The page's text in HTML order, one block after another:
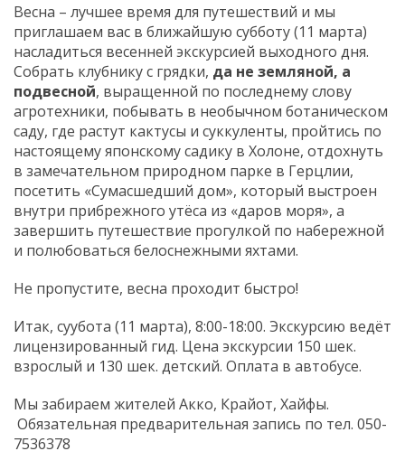
Весна – лучшее время для путешествий и мы
приглашаем вас в ближайшую субботу (11 марта)
насладиться весенней экскурсией выходного дня.
Собрать клубнику с грядки, да не земляной, а
подвесной, выращенной по последнему слову
агротехники, побывать в необычном ботаническом
саду, где растут кактусы и суккуленты, пройтись по
настоящему японскому садику в Холоне, отдохнуть
в замечательном природном парке в Герцлии,
посетить «Сумасшедший дом», который выстроен
внутри прибрежного утёса из «даров моря», а
завершить путешествие прогулкой по набережной
и полюбоваться белоснежными яхтами.
Не пропустите, весна проходит быстро!
Итак, суубота (11 марта), 8:00-18:00. Экскурсию ведёт
лицензированный гид. Цена экскурсии 150 шек.
взрослый и 130 шек. детский. Оплата в автобусе.
Мы забираем жителей Акко, Крайот, Хайфы.
Обязательная предварительная запись по тел. 050-
7536378